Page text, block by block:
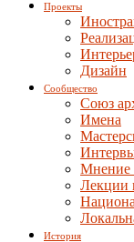
Проекты
Дизайн
Сообщество
Союз
Имена
Мнение
Лекции
История